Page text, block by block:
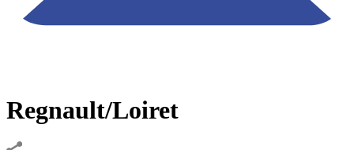
Regnault/Loiret